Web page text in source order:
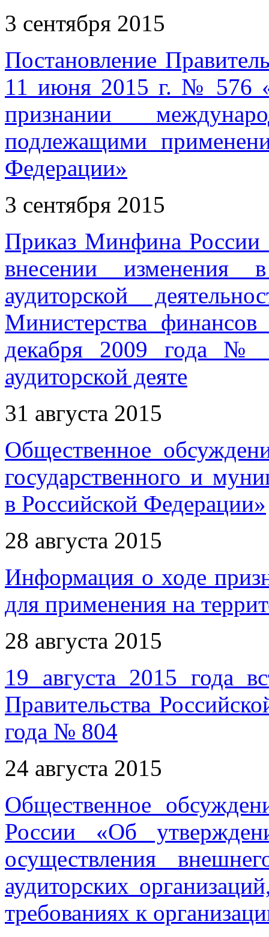
3 сентября 2015
Постановление
11 июня 2015 г. № 576
признании
подлежащими
Федерации»
3 сентября 2015
Приказ Минфина
внесении
аудиторской
Министерства
декабря 2009 года №
аудиторской деяте
31 августа 2015
Общественное
государственного и
в Российской Федерации»
28 августа 2015
Информация о ходе
для применения на
28 августа 2015
19 августа 2015 года
Правительства
года № 804
24 августа 2015
Общественное
России «Об
осуществления
аудиторских
требованиях к